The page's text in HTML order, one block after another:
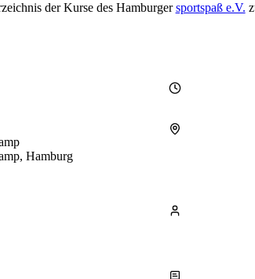
der Kurse des Hamburgersportspaß e.V.
Hamburg